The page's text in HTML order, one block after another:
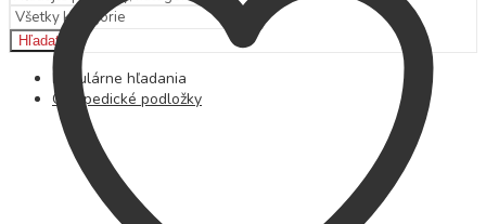
Hľadať
Populárne hľadania
Ortopedické podložky